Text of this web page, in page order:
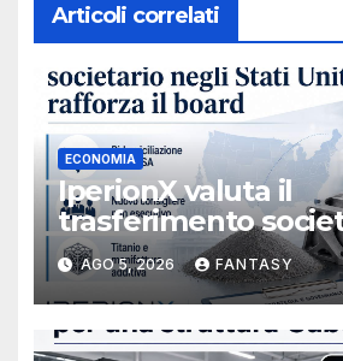
Articoli correlati
ECONOMIA
IperionX valuta il
trasferimento
Stati Uniti e
ha nominato
Loparco
indipendente non
AGO 5, 2026 FANTASY